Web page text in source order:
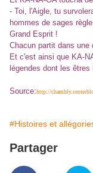
- Toi, l'Aigle, tu
hommes de sages
Grand Esprit !
Chacun partit dans une
Et c'est ainsi que KA-
légendes dont les
Source:http://
#Histoires et
Partager